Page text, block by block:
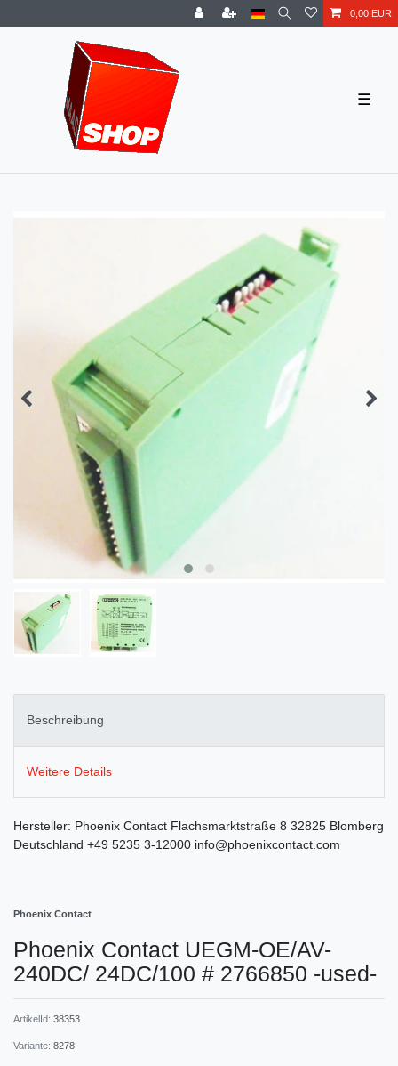
0,00 EUR
☰
Beschreibung
Weitere Details
Hersteller: Phoenix Contact Flachsmarktstraße 8 32825 Blomberg
Deutschland +49 5235 3-12000 info@phoenixcontact.com
Phoenix Contact
Phoenix Contact UEGM-OE/AV-
240DC/ 24DC/100 # 2766850 -used-
ArtikelId: 38353
Variante: 8278